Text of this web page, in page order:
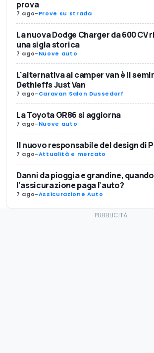
prova
7 ago-Prove su strada
La nuova Dodge Charger da 600 CV
una sigla storica
7 ago-Nuove auto
L'alternativa al camper van è il
Dethleffs Just Van
7 ago-Caravan Salon Dussedorf
La Toyota GR86 si aggiorna
7 ago-Nuove auto
Il nuovo responsabile del design di
7 ago-Attualità e mercato
Danni da pioggia e grandine, quando
l’assicurazione paga l’auto?
7 ago-Assicurazione Auto